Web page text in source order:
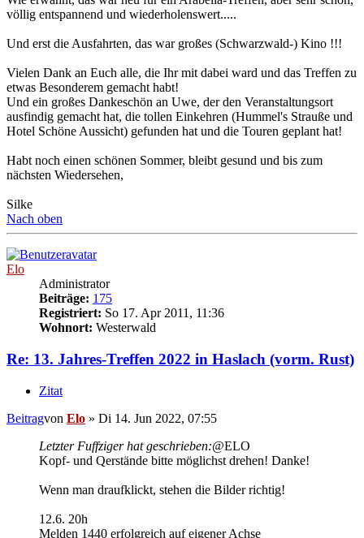
völlig entspannend und wiederholenswert.....
Und erst die Ausfahrten, das war großes (Schwarzwald-) Kino !!!
Vielen Dank an Euch alle, die Ihr mit dabei ward und das Treffen zu
etwas Besonderem gemacht habt!
Und ein großes Dankeschön an Uwe, der den Veranstaltungsort
ausfindig gemacht hat, die tollen Einkehren (Hummel's Strauße und
Hotel Schöne Aussicht) gefunden hat und die Touren geplant hat!
Habt noch einen schönen Sommer, bleibt gesund und bis zum
nächsten Wiedersehen,
Silke
Nach oben
Elo
Administrator
Beiträge: 175
Registriert: So 17. Apr 2011, 11:36
Wohnort: Westerwald
Re: 13. Jahres-Treffen 2022 in Haslach (vorm. Rust)
Zitat
Beitragvon Elo » Di 14. Jun 2022, 07:55
Letzter Fuffziger hat geschrieben:@ELO
Kopf- und Qerstände bitte möglichst drehen! Danke!
Wenn man draufklickt, stehen die Bilder richtig!
12.6. 20h
Melden 1440 erfolgreich auf eigener Achse